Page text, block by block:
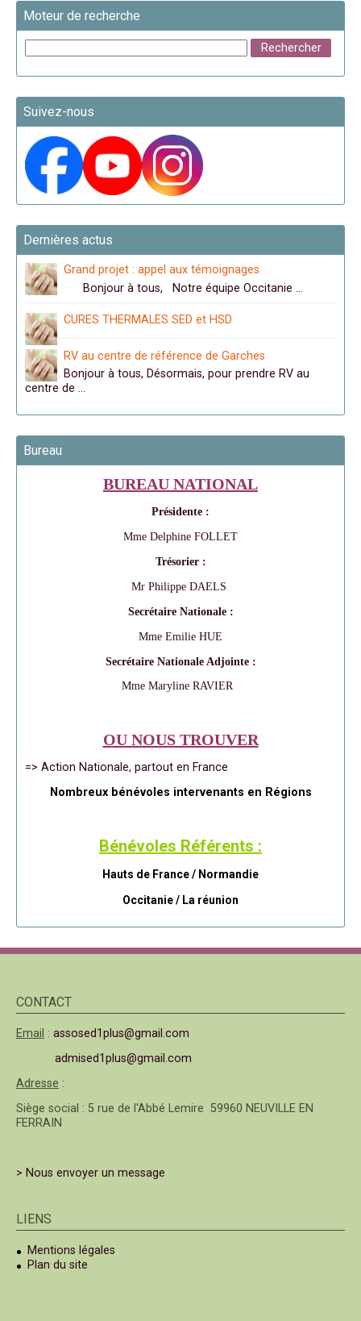
Moteur de recherche
Suivez-nous
Dernières actus
Grand projet : appel aux témoignages
Bonjour à tous, Notre équipe Occitanie …
CURES THERMALES SED et HSD
RV au centre de référence de Garches
Bonjour à tous, Désormais, pour prendre RV au
centre de …
Bureau
BUREAU NATIONAL
Présidente :
Mme Delphine FOLLET
Trésorier :
Mr Philippe DAELS
Secrétaire Nationale :
Mme Emilie HUE
Secrétaire Nationale Adjointe :
Mme Maryline RAVIER
OU NOUS TROUVER
=> Action Nationale, partout en France
Nombreux bénévoles intervenants en Régions
Bénévoles Référents :
Hauts de France / Normandie
Occitanie / La réunion
CONTACT
Email : assosed1plus@gmail.com
admised1plus@gmail.com
Adresse :
Siège social : 5 rue de l'Abbé Lemire 59960 NEUVILLE EN
FERRAIN
> Nous envoyer un message
LIENS
Mentions légales
Plan du site